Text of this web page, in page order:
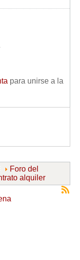
para unirse a la
Foro del
alquiler